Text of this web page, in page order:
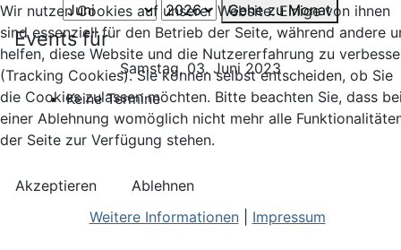
Gehe zu Monat
Events für
Samstag, 03. Juni 2023
Keine Termine
Wir nutzen Cookies auf unserer Website. Einige von ihnen
sind essenziell für den Betrieb der Seite, während andere
helfen, diese Website und die Nutzererfahrung zu
(Tracking Cookies). Sie können selbst entscheiden, ob Sie
die Cookies zulassen möchten. Bitte beachten Sie, dass
einer Ablehnung womöglich nicht mehr alle
der Seite zur Verfügung stehen.
Akzeptieren
Ablehnen
Weitere Informationen| Impressum